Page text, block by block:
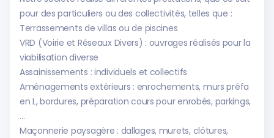
pour des particuliers ou des collectivités, telles que :
Terrassements de villas ou de piscines
VRD (Voirie et Réseaux Divers) : ouvrages réalisés pour la
viabilisation diverse
Assainissements : individuels et collectifs
Aménagements extérieurs : enrochements, murs préfa
en L, bordures, préparation cours pour enrobés, parkings,
…
Maçonnerie paysagère : dallages, murets, clôtures,